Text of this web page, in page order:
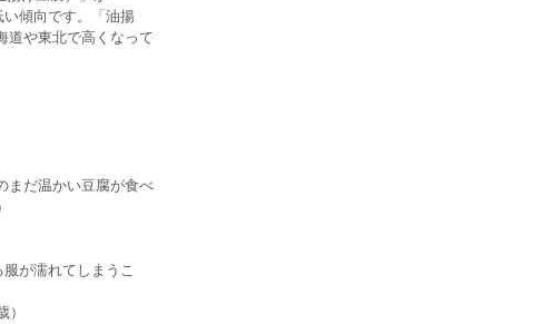
傾向です。「油揚
道や東北で高くなって
まだ温かい豆腐が食べ
が濡れてしまうこ